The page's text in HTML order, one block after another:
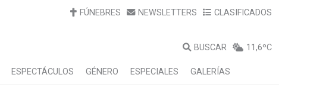
FÚNEBRES NEWSLETTERS CLASIFICADOS
BUSCAR 11,6ºC
ESPECTÁCULOS GÉNERO ESPECIALES GALERÍAS